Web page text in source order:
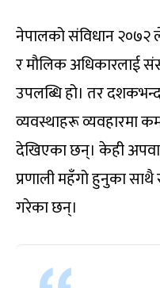
नेपालको संविधान २०७२
र मौलिक अधिकारलाई
उपलब्धि हो। तर
व्यवस्थाहरू व्यवहारमा
देखिएका छन्। केही
प्रणाली महँगो हुनुका
गरेका छन्।